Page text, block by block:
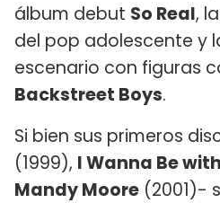
álbum debut So Real,
del pop adolescente y
escenario con figuras
Backstreet Boys.
Si bien sus primeros
(1999), I Wanna Be
Mandy Moore (2001)-